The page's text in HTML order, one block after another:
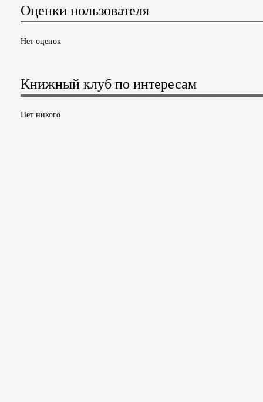
Оценки пользователя
Нет оценок
Книжный клуб по интересам
Нет никого